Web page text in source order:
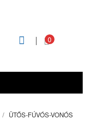
0
ÜTŐS-FÚVÓS-VONÓS